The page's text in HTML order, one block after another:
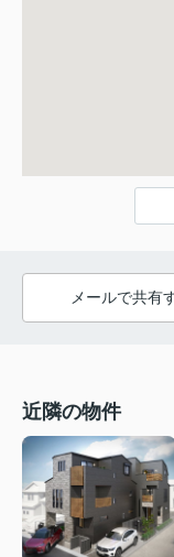
メールで共有
近隣の物件